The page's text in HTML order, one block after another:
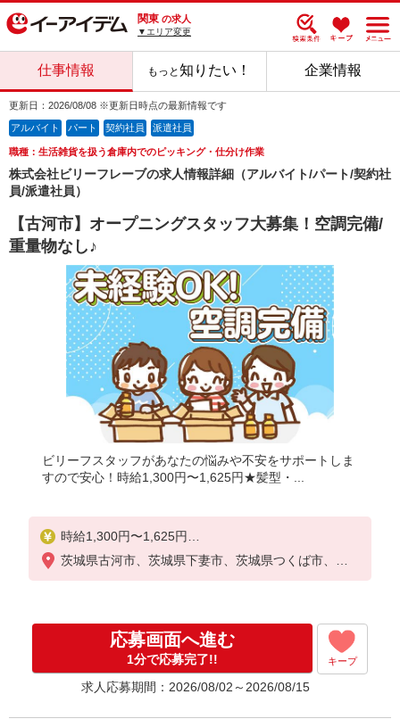
関東 の求人
▼エリア変更
仕事情報 もっと知りたい！ 企業情報
更新日：2026/08/08 ※更新日時点の最新情報です
アルバイト パート 契約社員 派遣社員
職種：生活雑貨を扱う倉庫内でのピッキング・仕分け作業
株式会社ビリーフレーブの求人情報詳細（アルバイト/パート/契約社
員/派遣社員）
【古河市】オープニングスタッフ大募集！空調完備/
重量物なし♪
ビリーフスタッフがあなたの悩みや不安をサポートしま
すので安心！時給1,300円〜1,625円★髪型・...
時給1,300円〜1,625円
☆日給例10,400円（時給1,300円×8h）
☆月給例228,800円（時給1,300円×8h×22日）
茨城県古河市、茨城県下妻市、茨城県つくば市、茨
応募画面へ進む
1分で応募完了!! キープ
求人応募期間：2026/08/02～2026/08/15